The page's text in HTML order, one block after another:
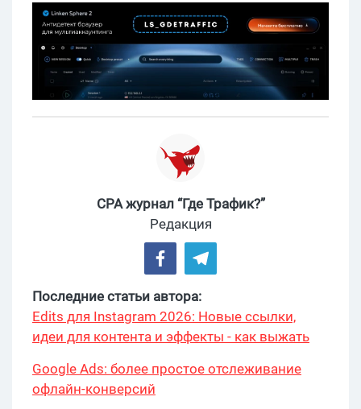
CPA журнал “Где Трафик?”
Редакция
Последние статьи автора:
Edits для Instagram 2026: Новые ссылки,
идеи для контента и эффекты - как выжать
Google Ads: более простое отслеживание
офлайн-конверсий